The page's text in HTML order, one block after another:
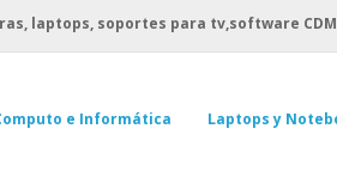
laptops, soportes para tv,software
e Informática Laptops y